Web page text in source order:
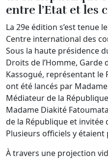
entre l’Etat et les
La 29e édition s’est tenue
Centre international des
Sous la haute présidence
Droits de l’Homme, Garde
Kassogué, représentant
ont été lancés par
Médiateur de la
Madame Diakité
de la République et invitée
Plusieurs officiels y étaient
À travers une projection